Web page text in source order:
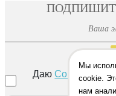
ДаюСогласиена
Мы
cookie.
нам